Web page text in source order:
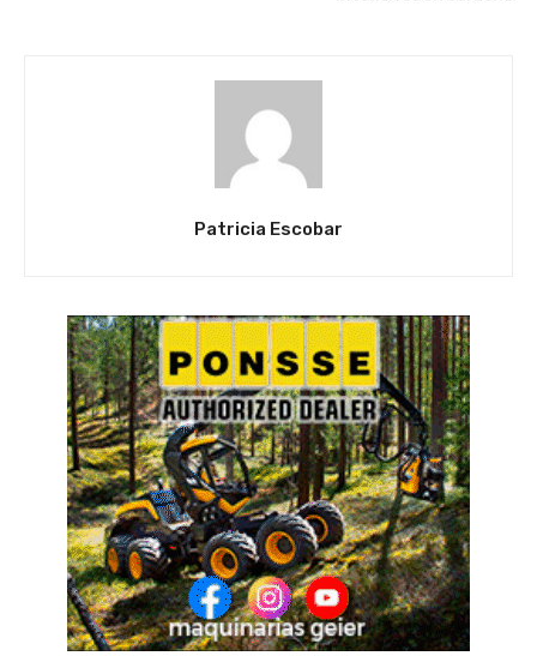
Patricia Escobar